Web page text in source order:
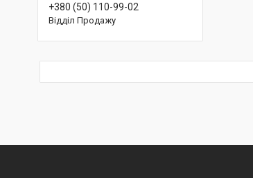
+380 (50) 110-99-02
Відділ Продажу